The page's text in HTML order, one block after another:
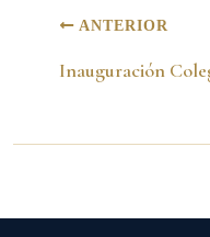
ANTERIOR